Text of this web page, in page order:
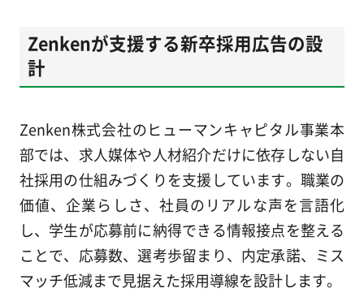
Zenkenが支援する新卒採用広告の設
計
Zenken株式会社のヒューマンキャピタル事業本
部では、求人媒体や人材紹介だけに依存しない自
社採用の仕組みづくりを支援しています。職業の
価値、企業らしさ、社員のリアルな声を言語化
し、学生が応募前に納得できる情報接点を整える
ことで、応募数、選考歩留まり、内定承諾、ミス
マッチ低減まで見据えた採用導線を設計します。